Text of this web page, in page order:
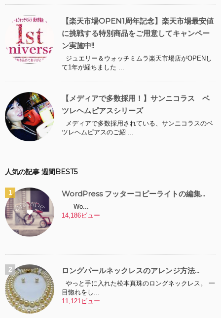
【楽天市場OPEN1周年記念】楽天市場最安値
に挑戦する特別商品をご用意してキャンペー
ン実施中!!
ジュエリー＆ウォッチミムラ楽天市場店がOPENし
て1年が経ちました ...
【メディアで多数採用！】サンニコラス ベ
ツレヘムピアスシリーズ
メディアで多数採用されている、サンニコラスのベ
ツレヘムピアスのご紹 ...
人気の記事 週間BEST5
WordPress フッターコピーライトの編集...
Wo...
14,186ビュー
ロングパールネックレスのアレンジ方法...
やっと手に入れた松本真珠のロングネックレス。 一
目惚れをし...
11,121ビュー